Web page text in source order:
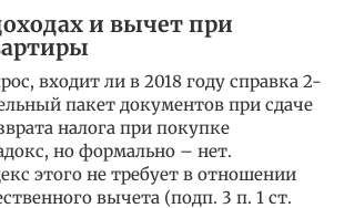
и вычет при
входит ли в 2018 году справка 2-
пакет документов при сдаче
налога при покупке
но формально – нет.
этого не требует в отношении
вычета (подп. 3 п. 1 ст.